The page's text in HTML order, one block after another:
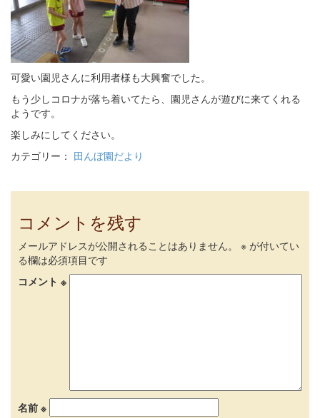
可愛い園児さんに利用者様も大興奮でした。
もう少しコロナが落ち着いてたら、園児さんが遊びに来てくれる
ようです。
楽しみにしてください。
カテゴリー： 田んぼ園だより
コメントを残す
メールアドレスが公開されることはありません。 ※ が付いてい
る欄は必須項目です
コメント ※
名前 ※